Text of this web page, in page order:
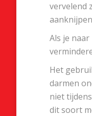
vervelend
Als je
Het
darmen
niet
dit soort